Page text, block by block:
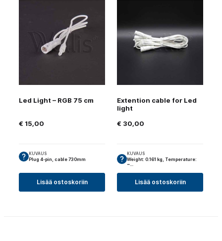
Led Light – RGB 75 cm
€ 15,00
KUVAUS
Plug 4-pin, cable 730mm
Lisää ostoskoriin
Extention cable for Led
light
€ 30,00
KUVAUS
Weight: 0.161 kg, Temperature:
~…
Lisää ostoskoriin